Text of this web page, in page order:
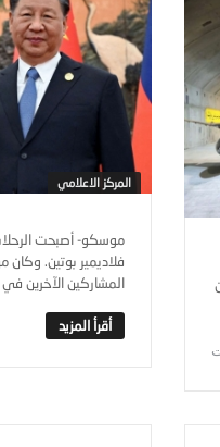
المركز الاعلامي
موسكو- أصبحت الرحلات
فلاديمير بوتين.
المشاركين الآخرين في